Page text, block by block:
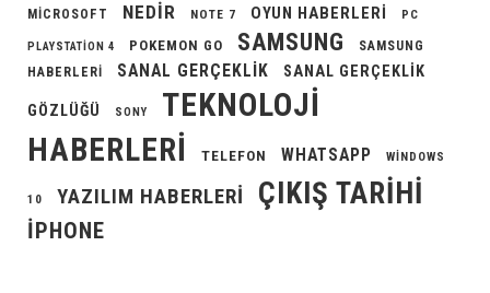
MICROSOFT NEDIR NOTE 7 OYUN HABERLERI PC
PLAYSTATION 4 POKEMON GO SAMSUNG
SAMSUNG
HABERLERI
SANAL GERÇEKLIK SANAL GERÇEKLIK
GÖZLÜĞÜ SONY
TEKNOLOJI
HABERLERI
TELEFON WHATSAPP WINDOWS
10 YAZILIM HABERLERI ÇIKIŞ TARIHI
İPHONE